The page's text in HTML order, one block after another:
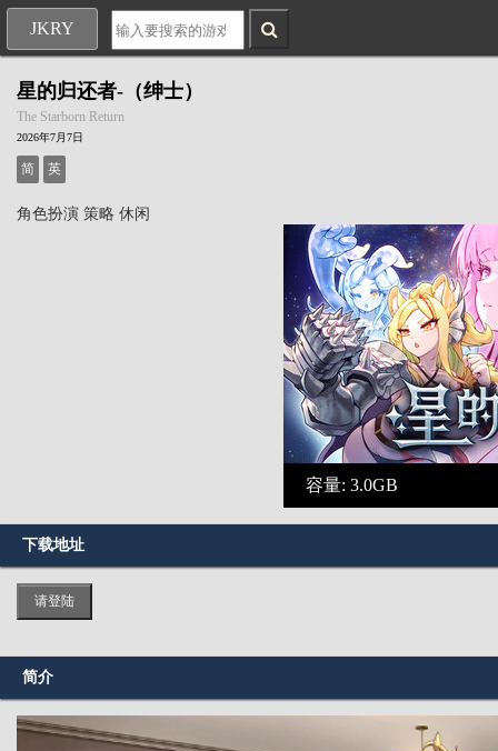
JKRY
星的归还者-（绅士）
The Starborn Return
2026年7月7日
简 英
角色扮演 策略 休闲
容量: 3.0GB
下载地址
请登陆
简介